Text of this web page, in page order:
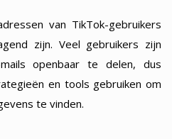
van TikTok-gebruikers
zijn. Veel gebruikers zijn
openbaar te delen, dus
en tools gebruiken om
te vinden.